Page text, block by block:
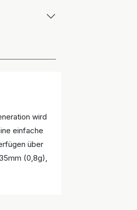
wird
einfache
über
(0,8g),